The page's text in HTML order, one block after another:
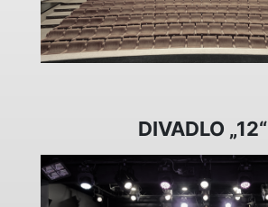
DIVADLO „12“